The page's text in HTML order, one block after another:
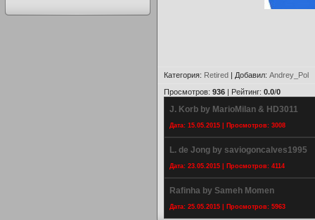
Категория: Retired | Добавил: Andrey_Pol
Просмотров: 936 | Рейтинг: 0.0/0
J. Korb by MarioMilan & HD3011
Дата: 15.05.2015 | Просмотров: 3008
L. de Jong by saviogoncalves1995
Дата: 23.05.2015 | Просмотров: 4114
Rafinha by Sameh Momen
Дата: 25.05.2015 | Просмотров: 5963